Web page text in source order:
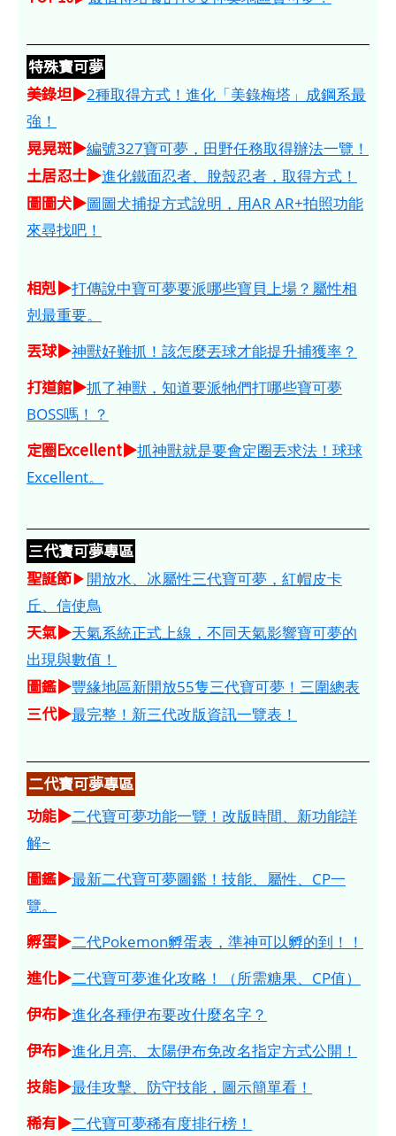
特殊寶可夢
美錄坦▶2種取得方式！進化「美錄梅塔」成鋼系最
強！
晃晃斑▶編號327寶可夢，田野任務取得辦法一覽！
土居忍士▶進化鐵面忍者、脫殼忍者，取得方式！
圖圖犬▶圖圖犬捕捉方式說明，用AR AR+拍照功能
來尋找吧！
相剋▶打傳說中寶可夢要派哪些寶貝上場？屬性相
剋最重要。
丟球▶神獸好難抓！該怎麼丟球才能提升捕獲率？
打道館▶抓了神獸，知道要派牠們打哪些寶可夢
BOSS嗎！？
定圈Excellent▶抓神獸就是要會定圈丟求法！球球
Excellent。
三代寶可夢專區
聖誕節▶開放水、冰屬性三代寶可夢，紅帽皮卡
丘、信使鳥
天氣▶天氣系統正式上線，不同天氣影響寶可夢的
出現與數值！
圖鑑▶豐緣地區新開放55隻三代寶可夢！三圍總表
三代▶最完整！新三代改版資訊一覽表！
二代寶可夢專區
功能▶二代寶可夢功能一覽！改版時間、新功能詳
解~
圖鑑▶最新二代寶可夢圖鑑！技能、屬性、CP一
覽。
孵蛋▶二代Pokemon孵蛋表，準神可以孵的到！！
進化▶二代寶可夢進化攻略！（所需糖果、CP值）
伊布▶進化各種伊布要改什麼名字？
伊布▶進化月亮、太陽伊布免改名指定方式公開！
技能▶最佳攻擊、防守技能，圖示簡單看！
稀有▶二代寶可夢稀有度排行榜！